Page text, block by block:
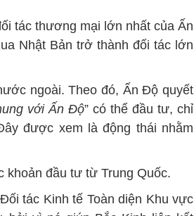
tác thương mại lớn nhất của Ấn
Nhật Bản trở thành đối tác lớn
ngoài. Theo đó, Ấn Độ quyết
với Ấn Độ” có thể đầu tư, chỉ
được xem là động thái nhằm
khoản đầu tư từ Trung Quốc.
tác Kinh tế Toàn diện Khu vực